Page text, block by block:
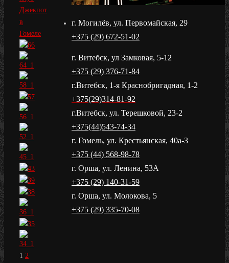
1 2
г. Могилёв, ул. Первомайская, 29
+375 (29) 672-51-02
г. Витебск, ул Замковая, 5-12
+375 (29) 376-71-84
г.Витебск, 1-я Краснобригадная, 1-2
+375(29)314-81-92
г.Витебск, ул. Терешковой, 23-2
+375(44)543-74-34
г. Гомель, ул. Крестьянская, 40а-3
+375 (44) 568-98-78
г. Орша, ул. Ленина, 53А
+375 (29) 140-31-59
г. Орша, ул. Молокова, 5
+375 (29) 335-70-08